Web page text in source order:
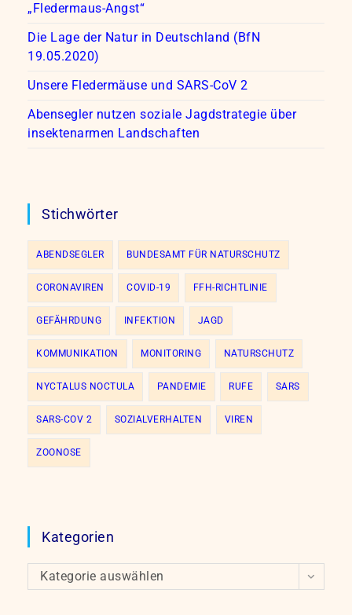
„Fledermaus-Angst“
Die Lage der Natur in Deutschland (BfN
19.05.2020)
Unsere Fledermäuse und SARS-CoV 2
Abensegler nutzen soziale Jagdstrategie über
insektenarmen Landschaften
Stichwörter
ABENDSEGLER BUNDESAMT FÜR NATURSCHUTZ
CORONAVIREN COVID-19 FFH-RICHTLINIE
GEFÄHRDUNG INFEKTION JAGD
KOMMUNIKATION MONITORING NATURSCHUTZ
NYCTALUS NOCTULA PANDEMIE RUFE SARS
SARS-COV 2 SOZIALVERHALTEN VIREN
ZOONOSE
Kategorien
Kategorien
Kategorie auswählen